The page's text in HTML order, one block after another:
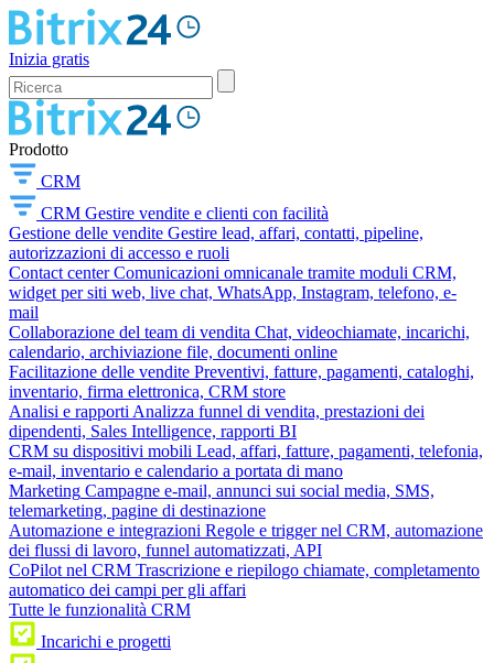
Inizia gratis
Prodotto
CRM
CRM Gestire vendite e clienti con facilità
Gestione delle vendite Gestire lead, affari, contatti, pipeline,
autorizzazioni di accesso e ruoli
Contact center Comunicazioni omnicanale tramite moduli CRM,
widget per siti web, live chat, WhatsApp, Instagram, telefono, e-
mail
Collaborazione del team di vendita Chat, videochiamate, incarichi,
calendario, archiviazione file, documenti online
Facilitazione delle vendite Preventivi, fatture, pagamenti, cataloghi,
inventario, firma elettronica, CRM store
Analisi e rapporti Analizza funnel di vendita, prestazioni dei
dipendenti, Sales Intelligence, rapporti BI
CRM su dispositivi mobili Lead, affari, fatture, pagamenti, telefonia,
e-mail, inventario e calendario a portata di mano
Marketing Campagne e-mail, annunci sui social media, SMS,
telemarketing, pagine di destinazione
Automazione e integrazioni Regole e trigger nel CRM, automazione
dei flussi di lavoro, funnel automatizzati, API
CoPilot nel CRM Trascrizione e riepilogo chiamate, completamento
automatico dei campi per gli affari
Tutte le funzionalità CRM
Incarichi e progetti